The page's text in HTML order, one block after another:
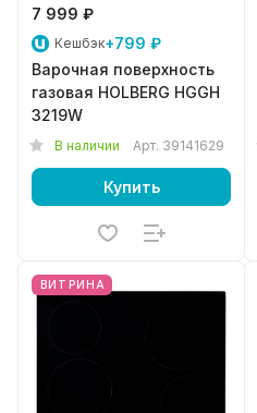
7 999 ₽
Кешбэк+799 ₽
Варочная поверхность
газовая HOLBERG HGGH
3219W
В наличии Арт. 39141629
Купить
ВИТРИНА